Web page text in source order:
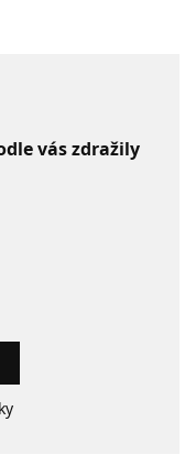
vás zdražily